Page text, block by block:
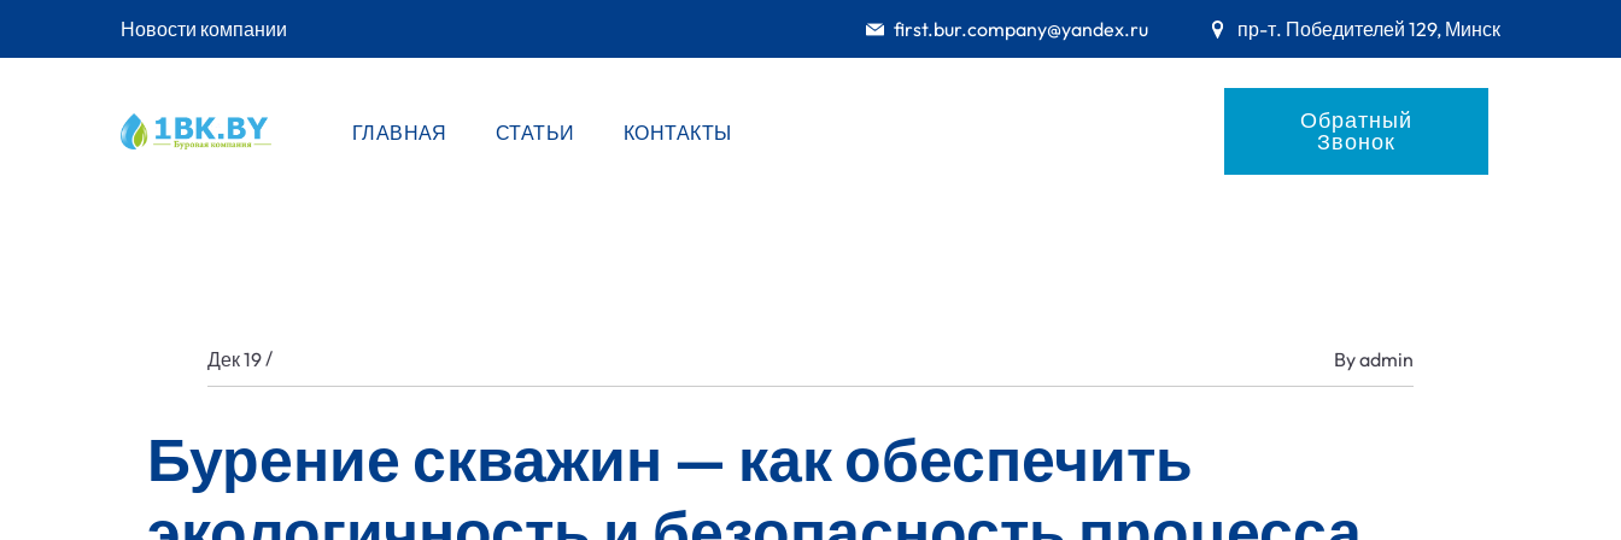
Новости компании first.bur.company@yandex.ru пр-т. Победителей 129, Минск
ГЛАВНАЯ СТАТЬИ КОНТАКТЫ Обратный
Звонок
Дек 19/ Byadmin
Бурение скважин — как обеспечить